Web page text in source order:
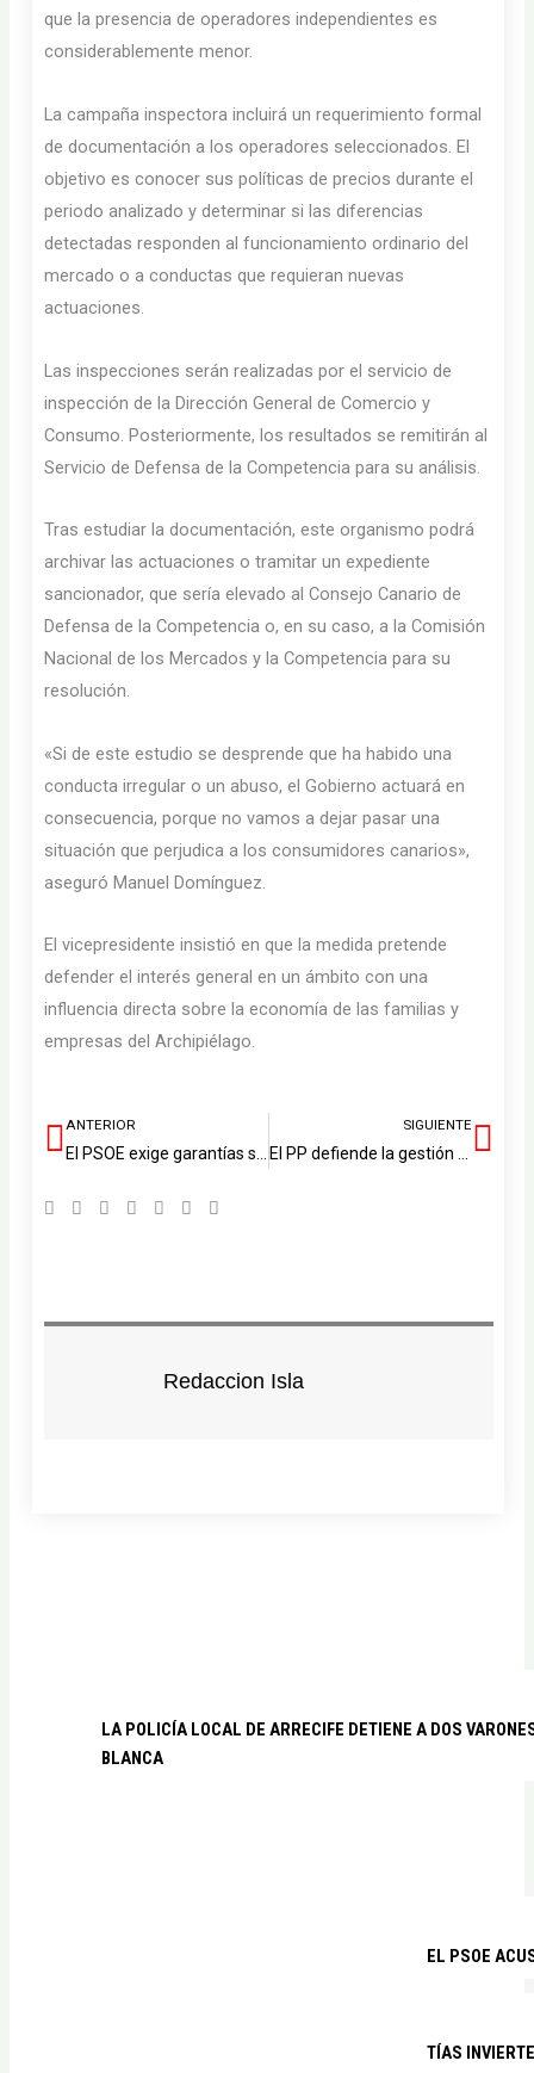
que la presencia de operadores independientes es
considerablemente menor.
La campaña inspectora incluirá un requerimiento formal
de documentación a los operadores seleccionados. El
objetivo es conocer sus políticas de precios durante el
periodo analizado y determinar si las diferencias
detectadas responden al funcionamiento ordinario del
mercado o a conductas que requieran nuevas
actuaciones.
Las inspecciones serán realizadas por el servicio de
inspección de la Dirección General de Comercio y
Consumo. Posteriormente, los resultados se remitirán al
Servicio de Defensa de la Competencia para su análisis.
Tras estudiar la documentación, este organismo podrá
archivar las actuaciones o tramitar un expediente
sancionador, que sería elevado al Consejo Canario de
Defensa de la Competencia o, en su caso, a la Comisión
Nacional de los Mercados y la Competencia para su
resolución.
«Si de este estudio se desprende que ha habido una
conducta irregular o un abuso, el Gobierno actuará en
consecuencia, porque no vamos a dejar pasar una
situación que perjudica a los consumidores canarios»,
aseguró Manuel Domínguez.
El vicepresidente insistió en que la medida pretende
defender el interés general en un ámbito con una
influencia directa sobre la economía de las familias y
empresas del Archipiélago.
Ant
ANTERIOR SIGUIENTE
Redaccion Isla
LA POLICÍA LOCAL DE ARRECIFE DETIENE A DOS
BLANCA
EL PSOE
TÍAS